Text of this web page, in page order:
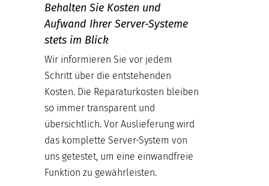
Behalten Sie Kosten und
Aufwand Ihrer Server-Systeme
stets im Blick
Wir informieren Sie vor jedem
Schritt über die entstehenden
Kosten. Die Reparaturkosten bleiben
so immer transparent und
übersichtlich. Vor Auslieferung wird
das komplette Server-System von
uns getestet, um eine einwandfreie
Funktion zu gewährleisten.